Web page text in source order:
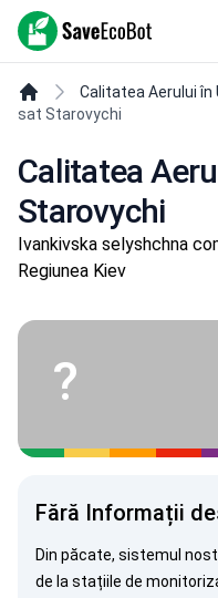
SaveEcoBot
Calitatea Aerului în
sat Starovychi
Calitatea
Starovychi
Ivankivska selyshchna
Regiunea Kiev
?
Fără Informații
Din păcate, sistemul
de la stațiile de